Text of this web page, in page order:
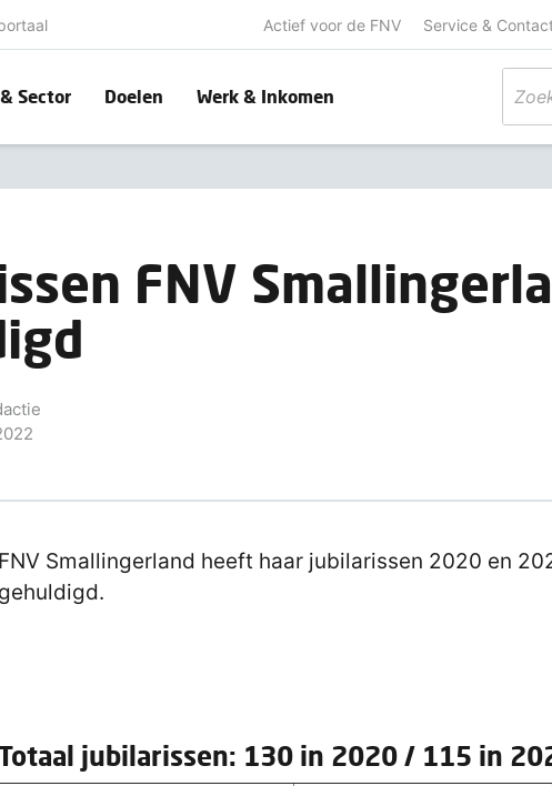
Actief voor de FNV Service &
Sector Doelen Werk & Inkomen
FNV
FNV Smallingerland heeft haar jubilarissen 2020 en
gehuldigd.
jubilarissen: 130 in 2020 / 115 in